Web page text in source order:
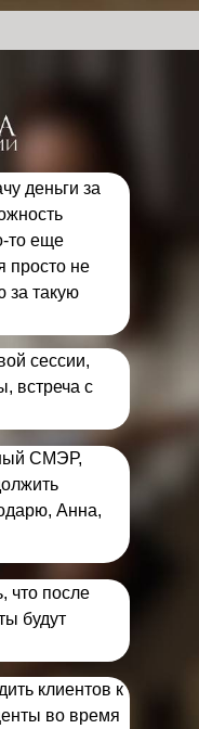
деньги за
то еще
просто не
за такую
сессии,
встреча с
клиентов к
во время
СМЭР,
Анна,
что после
будут